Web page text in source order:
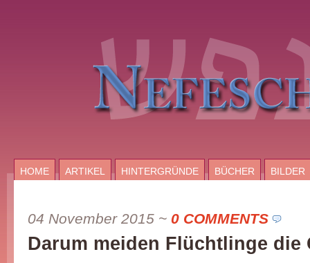
HOME ARTIKEL HINTERGRÜNDE BÜCHER BILDER
04 November 2015 ~ 0 COMMENTS
Darum meiden Flüchtlinge die